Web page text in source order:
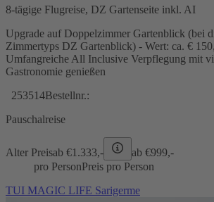
8-tägige Flugreise, DZ Gartenseite inkl. AI
Upgrade auf Doppelzimmer Gartenblick (bei
Zimmertyps DZ Gartenblick) - Wert: ca. €
Umfangreiche All Inclusive Verpflegung mit
Gastronomie genießen
253514Bestellnr.:
Pauschalreise
Alter Preisab €1.333,- ab €999,-
pro PersonPreis pro Person
TUI MAGIC LIFE Sarigerme